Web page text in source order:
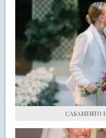
DE
S.O.S
FALE
CASAMENTO